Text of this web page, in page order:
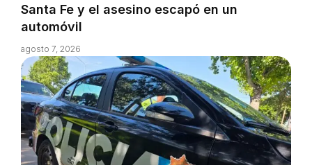
Santa Fe y el asesino escapó en un
automóvil
agosto 7, 2026